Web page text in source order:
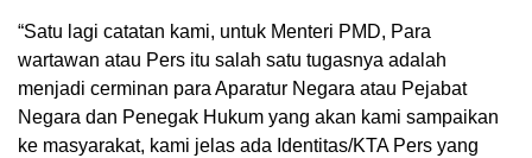
“Satu lagi catatan kami, untuk Menteri PMD, Para
wartawan atau Pers itu salah satu tugasnya adalah
menjadi cerminan para Aparatur Negara atau Pejabat
Negara dan Penegak Hukum yang akan kami sampaikan
ke masyarakat, kami jelas ada Identitas/KTA Pers yang